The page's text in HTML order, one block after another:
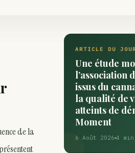
de la
ARTICLE DU
Une étude
l’association
issus du
la qualité de
atteints de
Moment
6 Août 2026 4 min